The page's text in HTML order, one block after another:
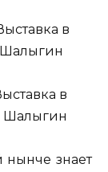
в
Шалыгин
нынче знает